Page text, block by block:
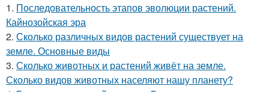
1. Последовательность этапов эволюции растений.
Кайнозойская эра
2. Сколько различных видов растений существует на
земле. Основные виды
3. Сколько животных и растений живёт на земле.
Сколько видов животных населяют нашу планету?